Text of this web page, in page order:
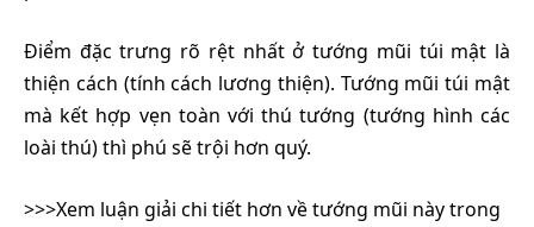
Điểm đặc trưng rõ rệt nhất ở tướng mũi túi mật là
thiện cách (tính cách lương thiện). Tướng mũi túi mật
mà kết hợp vẹn toàn với thú tướng (tướng hình các
loài thú) thì phú sẽ trội hơn quý.
>>>Xem luận giải chi tiết hơn về tướng mũi này trong